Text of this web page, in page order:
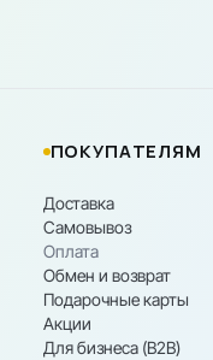
ПОКУПАТЕЛЯМ
Доставка
Самовывоз
Оплата
Обмен и возврат
Подарочные карты
Акции
Для бизнеса (B2B)